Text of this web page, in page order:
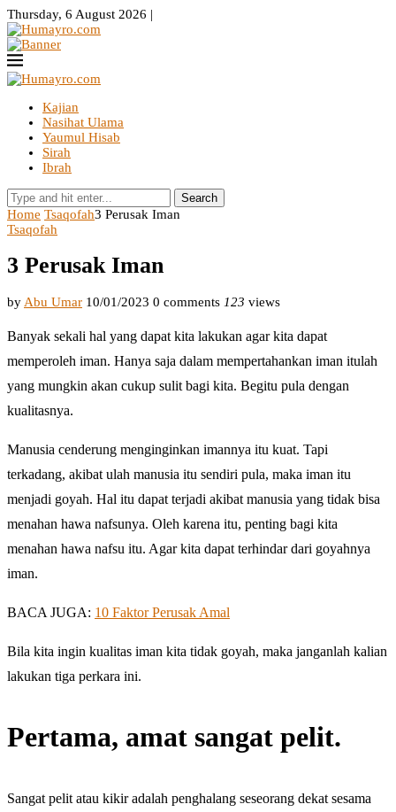
Thursday, 6 August 2026 |
Kajian
Nasihat Ulama
Yaumul Hisab
Sirah
Ibrah
Search
Home Tsaqofah3 Perusak Iman
Tsaqofah
3 Perusak Iman
by Abu Umar 10/01/2023 0 comments 123 views
Banyak sekali hal yang dapat kita lakukan agar kita dapat
memperoleh iman. Hanya saja dalam mempertahankan iman itulah
yang mungkin akan cukup sulit bagi kita. Begitu pula dengan
kualitasnya.
Manusia cenderung menginginkan imannya itu kuat. Tapi
terkadang, akibat ulah manusia itu sendiri pula, maka iman itu
menjadi goyah. Hal itu dapat terjadi akibat manusia yang tidak bisa
menahan hawa nafsunya. Oleh karena itu, penting bagi kita
menahan hawa nafsu itu. Agar kita dapat terhindar dari goyahnya
iman.
BACA JUGA: 10 Faktor Perusak Amal
Bila kita ingin kualitas iman kita tidak goyah, maka janganlah kalian
lakukan tiga perkara ini.
Pertama, amat sangat pelit.
Sangat pelit atau kikir adalah penghalang seseorang dekat sesama